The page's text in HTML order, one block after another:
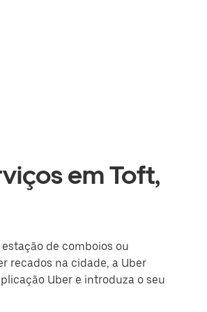
em Toft,
de comboios ou
recados na cidade, a Uber
Uber e introduza o seu